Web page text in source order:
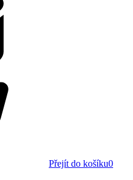
Přejít do košíku0